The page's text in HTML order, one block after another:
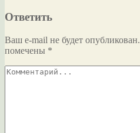
Ответить
Ваш e-mail не будет опубликован.
помечены *